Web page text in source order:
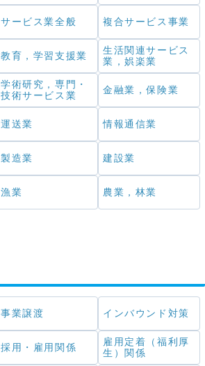
サービス業全般 複合サービス事業
教育，学習支援業
生活関連サービス
業，娯楽業
学術研究，専門・
技術サービス業
金融業，保険業
運送業 情報通信業
製造業 建設業
漁業 農業，林業
事業譲渡 インバウンド対策
採用・雇用関係
雇用定着（福利厚
生）関係